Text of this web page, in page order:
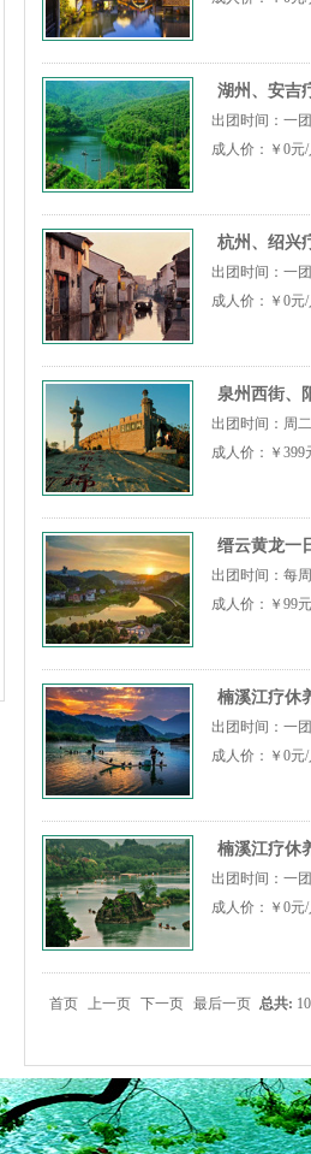
湖州、安吉
出团时间：一
成人价：￥0元
杭州、绍兴
出团时间：一
成人价：￥0元
泉州西街、
出团时间：周
成人价：￥399
缙云黄龙一
出团时间：每
成人价：￥99
楠溪江疗休
出团时间：一
成人价：￥0元
楠溪江疗休
出团时间：一
成人价：￥0元
首页 上一页 下一页 最后一页 总共: